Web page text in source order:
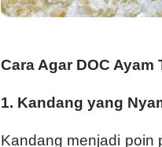
Cara Agar DOC Ayam
1. Kandang yang
Kandang menjadi poin